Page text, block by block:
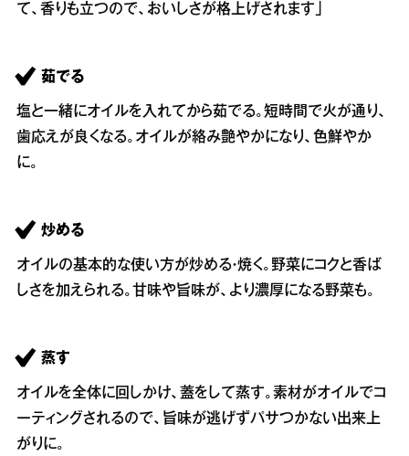
て、香りも立つので、おいしさが格上げされます」
茹でる
塩と一緒にオイルを入れてから茹でる。短時間で火が通り、
歯応えが良くなる。オイルが絡み艶やかになり、色鮮やか
に。
炒める
オイルの基本的な使い方が炒める・焼く。野菜にコクと香ば
しさを加えられる。甘味や旨味が、より濃厚になる野菜も。
蒸す
オイルを全体に回しかけ、蓋をして蒸す。素材がオイルでコ
ーティングされるので、旨味が逃げずパサつかない出来上
がりに。